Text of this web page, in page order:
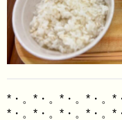
*・。*・。*・。*・。*